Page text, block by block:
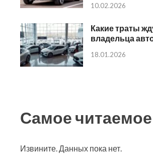
10.02.2026
Какие траты
владельца
18.01.2026
Самое читаемое
Извините. Данных пока нет.